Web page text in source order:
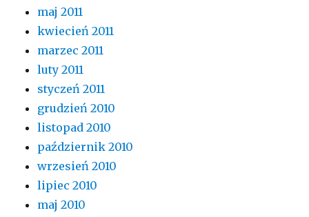
maj 2011
kwiecień 2011
marzec 2011
luty 2011
styczeń 2011
grudzień 2010
listopad 2010
październik 2010
wrzesień 2010
lipiec 2010
maj 2010